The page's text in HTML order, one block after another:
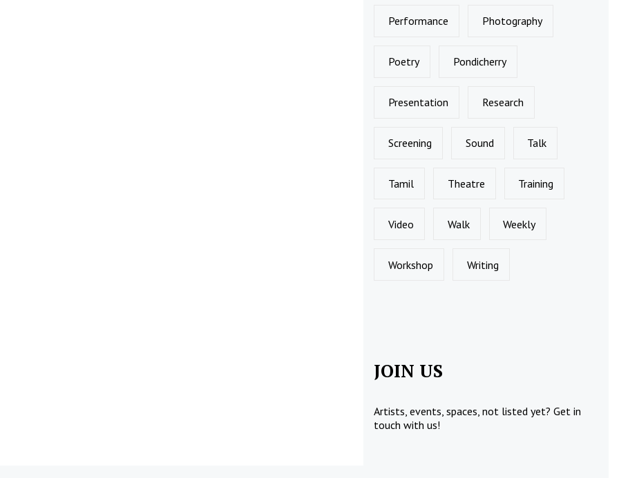
Performance Photography
Poetry Pondicherry
Presentation Research
Screening Sound Talk
Tamil Theatre Training
Video Walk Weekly
Workshop Writing
JOIN US
Artists, events, spaces, not listed yet?Get in
touch with us!